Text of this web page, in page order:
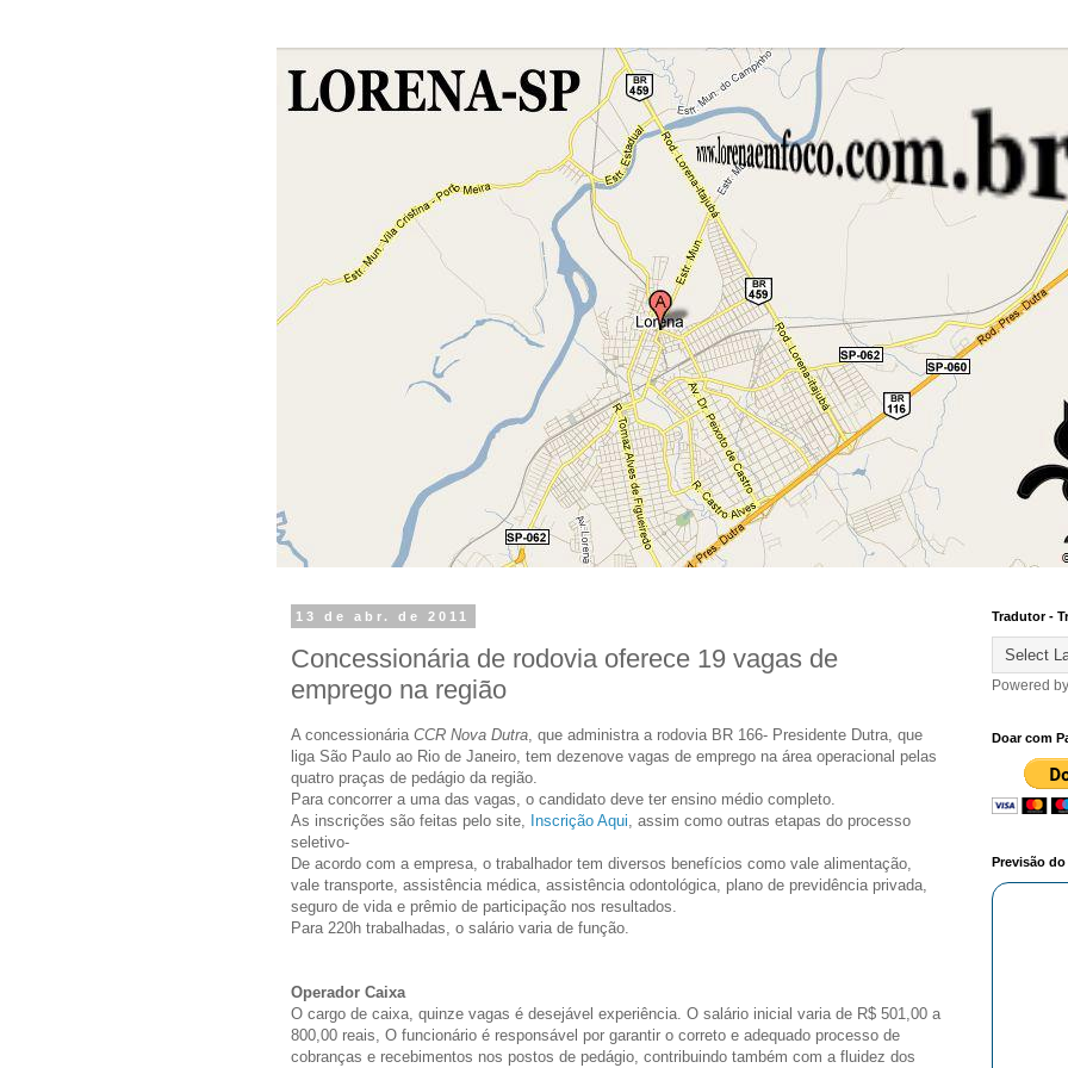
13 de abr. de 2011
Concessionária de rodovia oferece 19 vagas de
emprego na região
A concessionária CCR Nova Dutra , que administra a rodovia BR 166- Presidente Dutra, que
liga São Paulo ao Rio de Janeiro, tem dezenove vagas de emprego na área operacional pelas
quatro praças de pedágio da região.
Para concorrer a uma das vagas, o candidato deve ter ensino médio completo.
As inscrições são feitas pelo site, Inscrição Aqui , assim como outras etapas do processo
seletivo-
De acordo com a empresa, o trabalhador tem diversos benefícios como vale alimentação,
vale transporte, assistência médica, assistência odontológica, plano de previdência privada,
seguro de vida e prêmio de participação nos resultados.
Para 220h trabalhadas, o salário varia de função.
Operador Caixa
O cargo de caixa, quinze vagas é desejável experiência. O salário inicial varia de R$ 501,00 a
800,00 reais, O funcionário é responsável por garantir o correto e adequado processo de
cobranças e recebimentos nos postos de pedágio, contribuindo também com a fluidez dos
Tradutor -
Powered
Doar com
Previsão do